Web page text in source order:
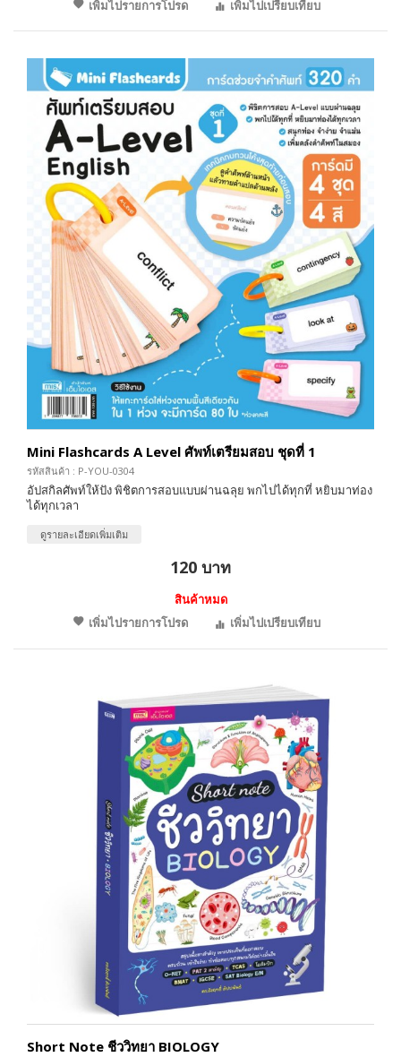
เพิ่มไปรายการโปรด เพิ่มไปเปรียบเทียบ
Mini Flashcards A Level ศัพท์เตรียมสอบ ชุดที่ 1
รหัสสินค้า : P-YOU-0304
อัปสกิลศัพท์ให้ปัง พิชิตการสอบแบบผ่านฉลุย พกไปได้ทุกที่ หยิบมาท่อง
ได้ทุกเวลา
ดูรายละเอียดเพิ่มเติม
120 บาท
สินค้าหมด
เพิ่มไปรายการโปรด
เพิ่มไปเปรียบเทียบ
Short Note ชีววิทยา BIOLOGY